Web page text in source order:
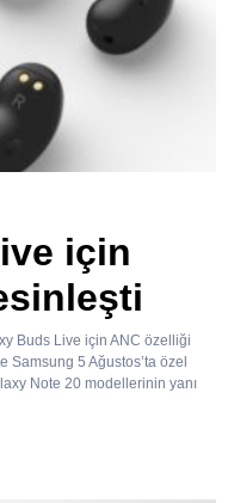
için
Buds Live için ANC özelliği
Samsung 5 Ağustos’ta özel
Note 20 modellerinin yanı